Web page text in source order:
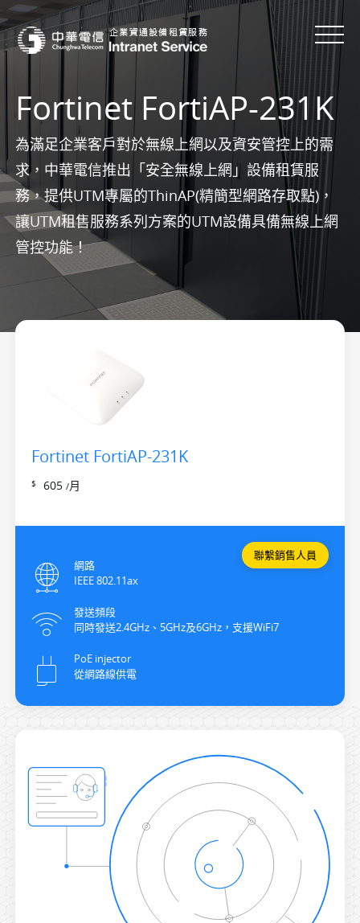
Fortinet FortiAP-231K
為滿足企業客戶對於無線上網以及資安管控上的需
求，中華電信推出「安全無線上網」設備租賃服
務，提供UTM專屬的ThinAP(精簡型網路存取點)，
讓UTM租售服務系列方案的UTM設備具備無線上網
管控功能！
Fortinet FortiAP-231K
$ 605 /月
聯繫銷售人員
網路
IEEE 802.11ax
發送頻段
同時發送2.4GHz、5GHz及6GHz，支援WiFi7
PoE injector
從網路線供電